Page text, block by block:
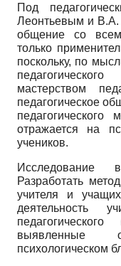
Под
Леонтьевым и В.А.
общение со
только
поскольку, по
мастерством
педагогическое
отражается на
учеников.
Исследование
Разработать
учителя и
деятельность
выявленные
психологическом